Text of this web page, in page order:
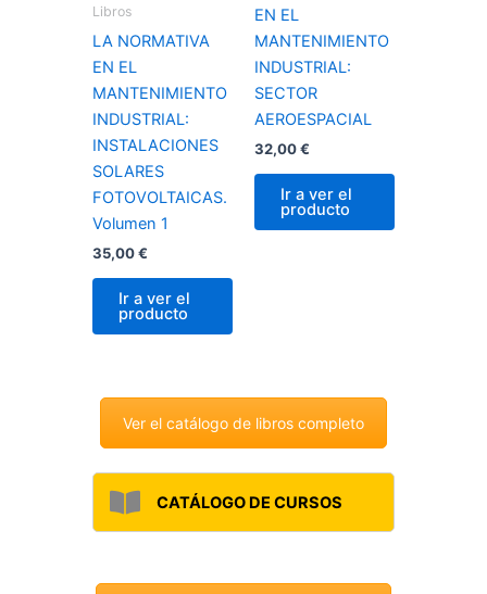
Libros
LA NORMATIVA
EN EL
MANTENIMIENTO
INDUSTRIAL:
INSTALACIONES
SOLARES
FOTOVOLTAICAS.
Volumen 1
35,00€
Ir a ver el
producto
EN EL
MANTENIMIENTO
INDUSTRIAL:
SECTOR
AEROESPACIAL
32,00€
Ir a ver el
producto
Ver el catálogo de libros completo
CATÁLOGO DE CURSOS